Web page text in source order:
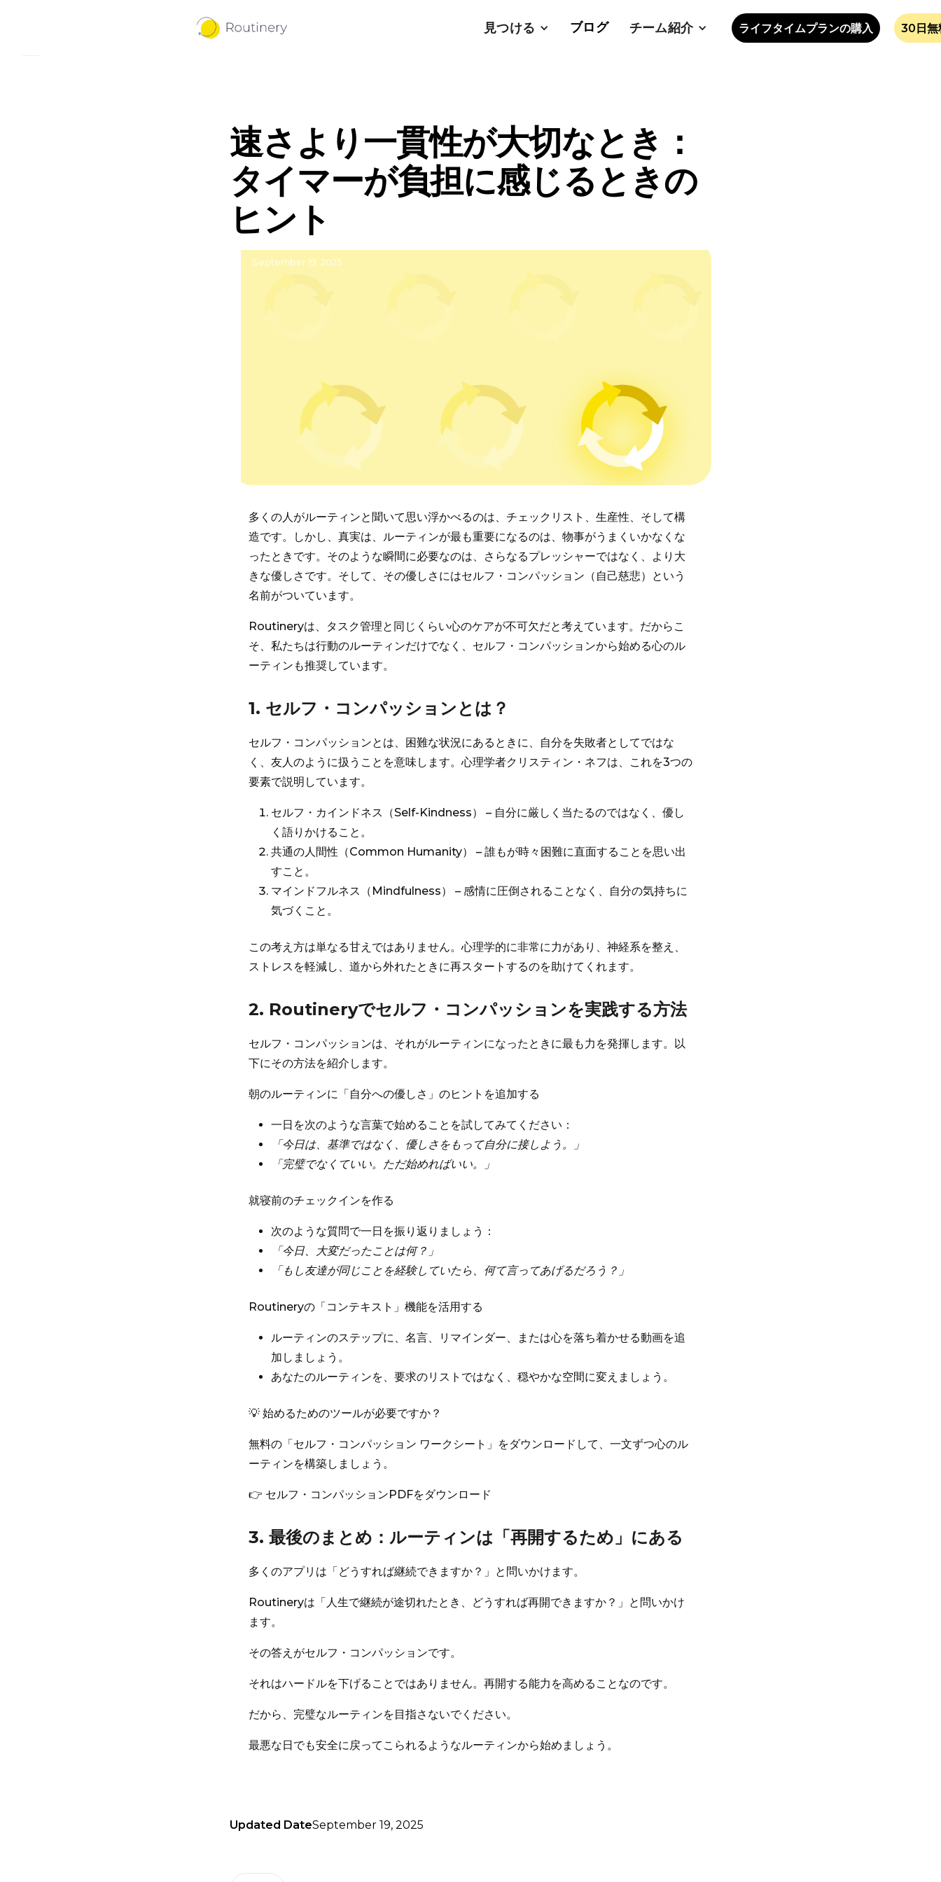
見つける ブログ チーム紹介 ライフタイムプランの購入 30日無
速さより一貫性が大切なとき：
タイマーが負担に感じるときの
ヒント
September 19, 2025
多くの人がルーティンと聞いて思い浮かべるのは、チェックリスト、生産性、そして構
造です。しかし、真実は、ルーティンが最も重要になるのは、物事がうまくいかなくな
ったときです。そのような瞬間に必要なのは、さらなるプレッシャーではなく、より大
きな優しさです。そして、その優しさにはセルフ・コンパッション（自己慈悲）という
名前がついています。
Routineryは、タスク管理と同じくらい心のケアが不可欠だと考えています。だからこ
そ、私たちは行動のルーティンだけでなく、セルフ・コンパッションから始める心のル
ーティンも推奨しています。
1. セルフ・コンパッションとは？
セルフ・コンパッションとは、困難な状況にあるときに、自分を失敗者としてではな
く、友人のように扱うことを意味します。心理学者クリスティン・ネフは、これを3つの
要素で説明しています。
セルフ・カインドネス（Self-Kindness） – 自分に厳しく当たるのではなく、優し
く語りかけること。
共通の人間性（Common Humanity） – 誰もが時々困難に直面することを思い出
すこと。
マインドフルネス（Mindfulness） – 感情に圧倒されることなく、自分の気持ちに
気づくこと。
この考え方は単なる甘えではありません。心理学的に非常に力があり、神経系を整え、
ストレスを軽減し、道から外れたときに再スタートするのを助けてくれます。
2. Routineryでセルフ・コンパッションを実践する方法
セルフ・コンパッションは、それがルーティンになったときに最も力を発揮します。以
下にその方法を紹介します。
朝のルーティンに「自分への優しさ」のヒントを追加する
一日を次のような言葉で始めることを試してみてください：
「今日は、基準ではなく、優しさをもって自分に接しよう。」
「完璧でなくていい。ただ始めればいい。」
就寝前のチェックインを作る
次のような質問で一日を振り返りましょう：
「今日、大変だったことは何？」
「もし友達が同じことを経験していたら、何て言ってあげるだろう？」
Routineryの「コンテキスト」機能を活用する
ルーティンのステップに、名言、リマインダー、または心を落ち着かせる動画を追
加しましょう。
あなたのルーティンを、要求のリストではなく、穏やかな空間に変えましょう。
💡 始めるためのツールが必要ですか？
無料の「セルフ・コンパッション ワークシート」をダウンロードして、一文ずつ心のル
ーティンを構築しましょう。
👉 セルフ・コンパッションPDFをダウンロード
3. 最後のまとめ：ルーティンは「再開するため」にある
多くのアプリは「どうすれば継続できますか？」と問いかけます。
Routineryは「人生で継続が途切れたとき、どうすれば再開できますか？」と問いかけ
ます。
その答えがセルフ・コンパッションです。
それはハードルを下げることではありません。再開する能力を高めることなのです。
だから、完璧なルーティンを目指さないでください。
最悪な日でも安全に戻ってこられるようなルーティンから始めましょう。
Updated DateSeptember 19, 2025